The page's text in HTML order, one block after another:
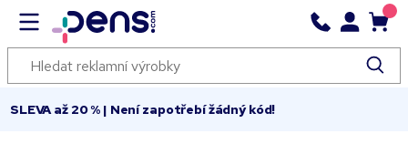
SLEVA až 20 % | Není zapotřebí žádný kód!